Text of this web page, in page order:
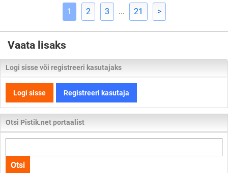
1 2 3 ... 21 >
Vaata lisaks
Logi sisse või registreeri kasutajaks
Logi sisse Registreeri kasutaja
Otsi Pistik.net portaalist
kogu
lehelt
Otsi